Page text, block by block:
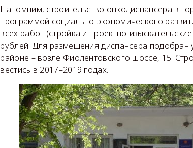
Напомним, строительство онкодиспансера в
программой социально-экономического
всех работ (стройка и проектно-
рублей. Для размещения диспансера подобран
районе – возле Фиолентовского шоссе, 15.
вестись в 2017–2019 годах.